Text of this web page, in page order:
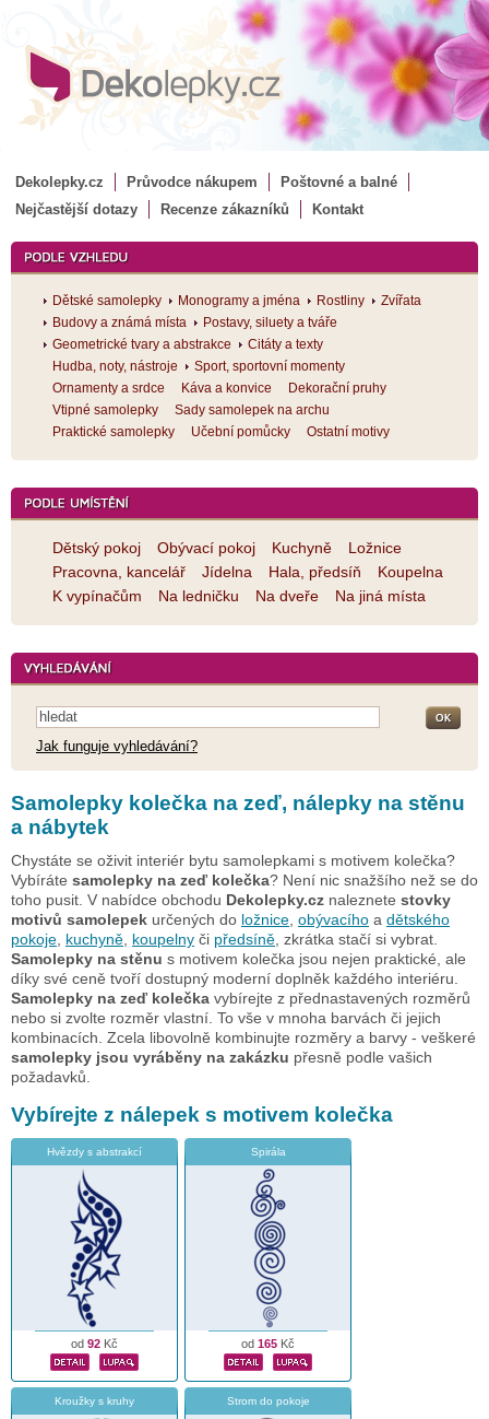
Dekolepky.cz Průvodce nákupem
Poštovné a balné
Nejčastější dotazy
Recenze zákazníků Kontakt
Dětské samolepky Monogramy a jména Rostliny
Zvířata
Budovy a známá místa
Postavy, siluety a tváře
Geometrické tvary a abstrakce
Citáty a texty
Hudba, noty, nástroje
Sport, sportovní momenty
Ornamenty a srdce
Káva a konvice
Dekorační pruhy
Vtipné samolepky
Sady samolepek na archu
Praktické samolepky
Učební pomůcky Ostatní motivy
Dětský pokoj Obývací pokoj Kuchyně
Ložnice
Pracovna, kancelář
Jídelna Hala, předsíň
Koupelna
K vypínačům
Na ledničku Na dveře Na jiná místa
Jak funguje vyhledávání?
Samolepky kolečka na zeď, nálepky na stěnu
a nábytek
Chystáte se oživit interiér bytu samolepkami s motivem kolečka?
Vybíráte samolepky na zeď kolečka? Není nic snažšího než se do
toho pusit. V nabídce obchodu Dekolepky.cz naleznete stovky
motivů samolepek určených do ložnice obývacího a dětského
pokoje kuchyně koupelny či předsíně , zkrátka stačí si vybrat.
Samolepky na stěnu s motivem kolečka jsou nejen praktické, ale
díky své ceně tvoří dostupný moderní doplněk každého interiéru.
Samolepky na zeď kolečka vybírejte z přednastavených rozměrů
nebo si zvolte rozměr vlastní. To vše v mnoha barvách či jejich
kombinacích. Zcela libovolně kombinujte rozměry a barvy - veškeré
samolepky jsou vyráběny na zakázku přesně podle vašich
požadavků.
Vybírejte z nálepek s motivem kolečka
Hvězdy s abstrakcí
od 92 Kč
Spirála
od 165 Kč
Kroužky s kruhy Strom do pokoje